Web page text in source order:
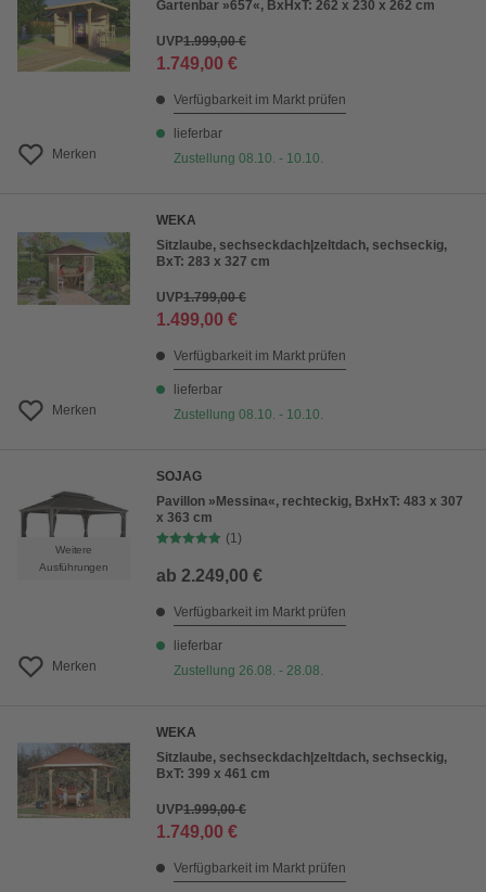
Merken
Gartenbar »657«, BxHxT: 262 x 230 x 262 cm
UVP1.999,00 €
1.749,00 €
Verfügbarkeit im Markt prüfen
lieferbar
Zustellung 08.10. - 10.10.
Merken
WEKA
Sitzlaube, sechseckdach|zeltdach, sechseckig,
BxT: 283 x 327 cm
UVP1.799,00 €
1.499,00 €
Verfügbarkeit im Markt prüfen
lieferbar
Zustellung 08.10. - 10.10.
Weitere
Ausführungen
Merken
SOJAG
Pavillon »Messina«, rechteckig, BxHxT: 483 x 307
x 363 cm
(1)
ab 2.249,00 €
Verfügbarkeit im Markt prüfen
lieferbar
Zustellung 26.08. - 28.08.
WEKA
Sitzlaube, sechseckdach|zeltdach, sechseckig,
BxT: 399 x 461 cm
UVP1.999,00 €
1.749,00 €
Verfügbarkeit im Markt prüfen